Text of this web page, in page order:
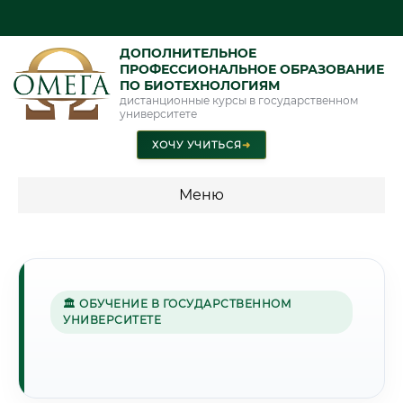
ДОПОЛНИТЕЛЬНОЕ
ПРОФЕССИОНАЛЬНОЕ ОБРАЗОВАНИЕ
ПО БИОТЕХНОЛОГИЯМ
дистанционные курсы в государственном
университете
ХОЧУ УЧИТЬСЯ➜
Меню
🏛 ОБУЧЕНИЕ В ГОСУДАРСТВЕННОМ
УНИВЕРСИТЕТЕ